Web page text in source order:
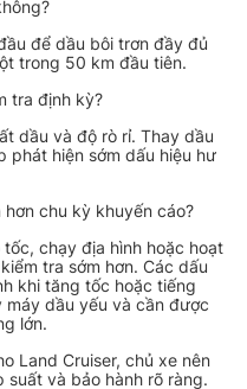
để dầu bôi trơn đầy đủ
trong 50 km đầu tiên.
tra định kỳ?
dầu và độ rò rỉ. Thay dầu
phát hiện sớm dấu hiệu hư
chu kỳ khuyến cáo?
chạy địa hình hoặc hoạt
tra sớm hơn. Các dấu
khi tăng tốc hoặc tiếng
máy dầu yếu và cần được
lớn.
Land Cruiser, chủ xe nên
suất và bảo hành rõ ràng.